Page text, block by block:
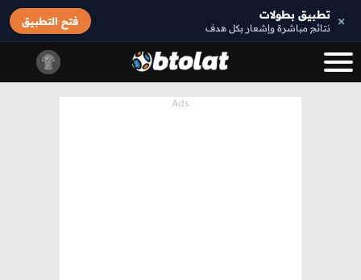
× تطبيق بطولات
نتائج مباشرة وإشعار بكل هدف
فتح التطبيق